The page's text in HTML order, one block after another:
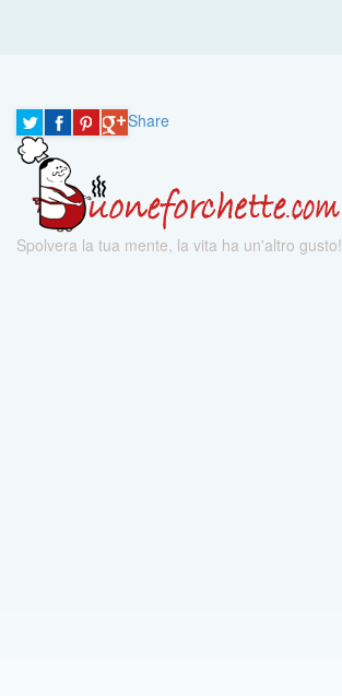
Share
Spolvera la tua mente, la vita ha un'altro gusto!